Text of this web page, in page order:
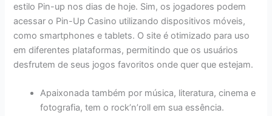
estilo Pin-up nos dias de hoje. Sim, os jogadores podem
acessar o Pin-Up Casino utilizando dispositivos móveis,
como smartphones e tablets. O site é otimizado para uso
em diferentes plataformas, permitindo que os usuários
desfrutem de seus jogos favoritos onde quer que estejam.
Apaixonada também por música, literatura, cinema e
fotografia, tem o rock’n’roll em sua essência.